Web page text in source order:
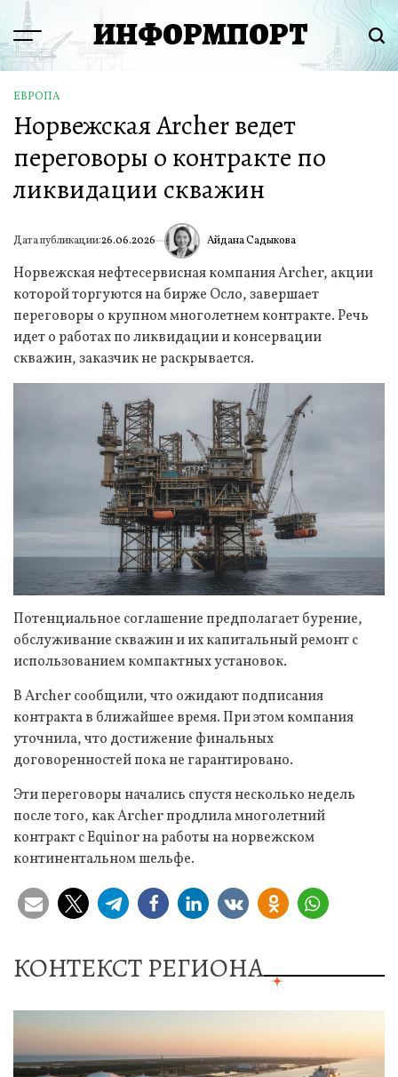
Перейти
содержимому
Menu ИНФОРМПОРТ
ОПУБЛИКОВАНО
В
ЕВРОПА
Норвежская Archer ведет
переговоры о контракте по
ликвидации скважин
Дата публикации:26.06.2026 ИА Айдана Садыкова
Норвежская нефтесервисная компания Archer, акции
которой торгуются на бирже Осло, завершает
переговоры о крупном многолетнем контракте. Речь
идет о работах по ликвидации и консервации
скважин, заказчик не раскрывается.
Потенциальное соглашение предполагает бурение,
обслуживание скважин и их капитальный ремонт с
использованием компактных установок.
В Archer сообщили, что ожидают подписания
контракта в ближайшее время. При этом компания
уточнила, что достижение финальных
договоренностей пока не гарантировано.
Эти переговоры начались спустя несколько недель
после того, как Archer продлила многолетний
контракт с Equinor на работы на норвежском
континентальном шельфе.
КОНТЕКСТ РЕГИОНА